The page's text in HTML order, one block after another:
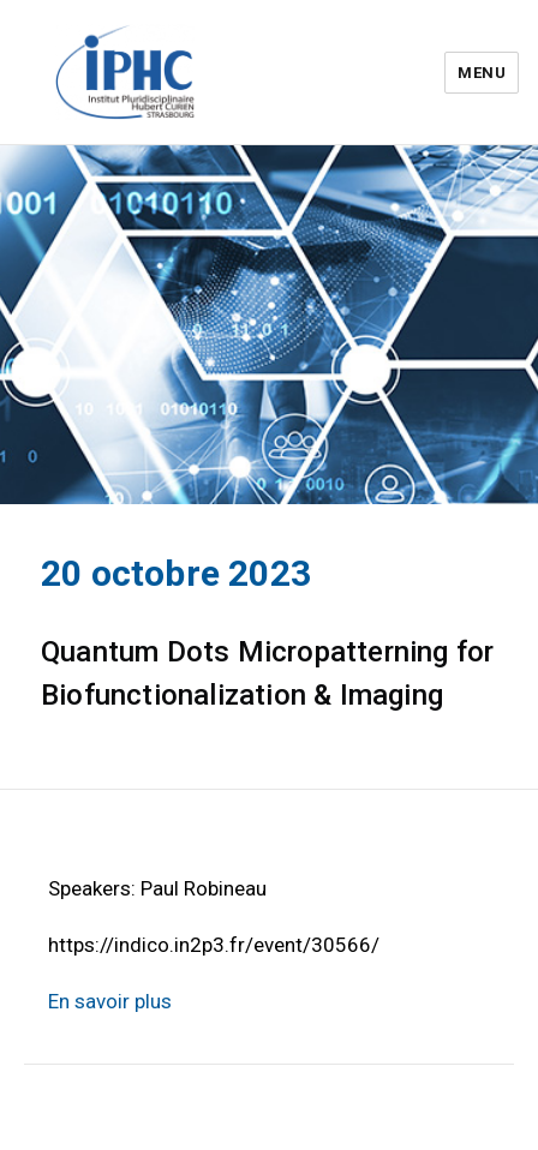
Institut pluridisciplinaire Hubert
Curien – IPHC
MENU
20 octobre 2023
Quantum Dots Micropatterning for
Biofunctionalization & Imaging
Speakers: Paul Robineau
https://indico.in2p3.fr/event/30566/
En savoir plus